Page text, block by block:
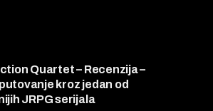
Quartet – Recenzija –
kroz jedan od
JRPG serijala